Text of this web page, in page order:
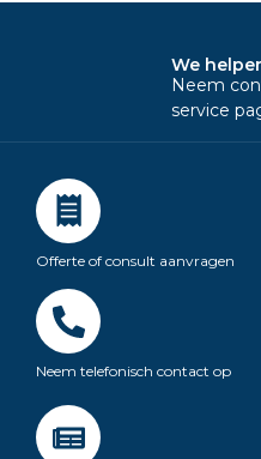
We
Neem
service
Offerte of consult aanvragen
Neem telefonisch contact op